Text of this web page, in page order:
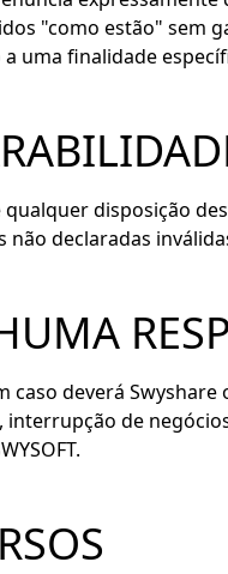
"como estão" sem
uma finalidade
qualquer disposição
não declaradas
caso deverá
interrupção de